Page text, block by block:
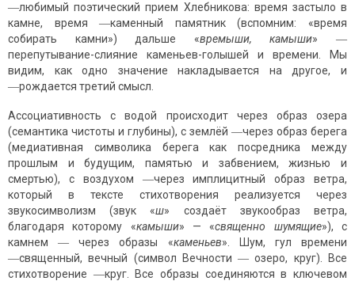
―любимый поэтический прием Хлебникова: время застыло в
камне, время ―каменный памятник (вспомним: «время
собирать камни») дальше «времыши, камыши» ―
перепутывание-слияние каменьев-голышей и времени. Мы
видим, как одно значение накладывается на другое, и
―рождается третий смысл.
Ассоциативность с водой происходит через образ озера
(семантика чистоты и глубины), с землёй ―через образ берега
(медиативная символика берега как посредника между
прошлым и будущим, памятью и забвением, жизнью и
смертью), с воздухом ―через имплицитный образ ветра,
который в тексте стихотворения реализуется через
звукосимволизм (звук «ш» создаёт звукообраз ветра,
благодаря которому «камыши» — «священно шумящие»), с
камнем ― через образы «каменьев». Шум, гул времени
―священный, вечный (символ Вечности ― озеро, круг). Все
стихотворение ―круг. Все образы соединяются в ключевом